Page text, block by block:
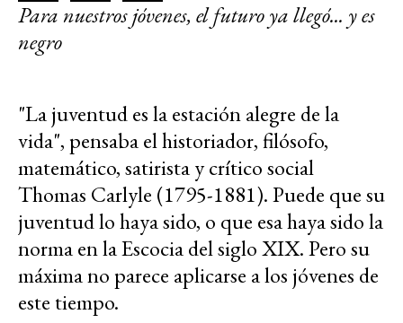
Para nuestros jóvenes, el futuro ya llegó... y es
negro
"La juventud es la estación alegre de la
vida", pensaba el historiador, filósofo,
matemático, satirista y crítico social
Thomas Carlyle (1795-1881). Puede que su
juventud lo haya sido, o que esa haya sido la
norma en la Escocia del siglo XIX. Pero su
máxima no parece aplicarse a los jóvenes de
este tiempo.